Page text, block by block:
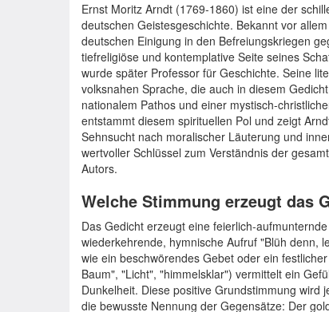
Ernst Moritz Arndt (1769-1860) ist eine der
deutschen Geistesgeschichte. Bekannt vor
deutschen Einigung in den Befreiungskriegen
tiefreligiöse und kontemplative Seite seines
wurde später Professor für Geschichte. Seine
volksnahen Sprache, die auch in diesem
nationalem Pathos und einer mystisch-
entstammt diesem spirituellen Pol und zeigt
Sehnsucht nach moralischer Läuterung und
wertvoller Schlüssel zum Verständnis der
Autors.
Welche Stimmung erzeugt das
Das Gedicht erzeugt eine feierlich-
wiederkehrende, hymnische Aufruf "Blüh denn,
wie ein beschwörendes Gebet oder ein
Baum", "Licht", "himmelsklar") vermittelt ein
Dunkelheit. Diese positive Grundstimmung
die bewusste Nennung der Gegensätze: Der